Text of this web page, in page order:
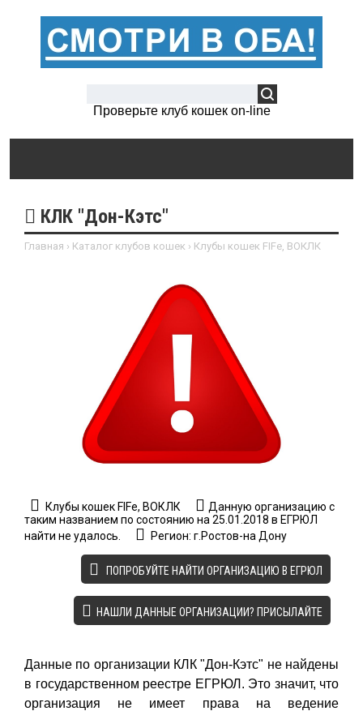
Проверьте клуб кошек on-line
КЛК "Дон-Кэтс"
Главная › Каталог клубов кошек › Клубы кошек FIFe, ВОКЛК
Клубы кошек FIFe, ВОКЛК
Данную организацию с
таким названием по состоянию на 25.01.2018 в ЕГРЮЛ
найти не удалось.
Регион: г.Ростов-на Дону
ПОПРОБУЙТЕ НАЙТИ ОРГАНИЗАЦИЮ В ЕГРЮЛ
НАШЛИ ДАННЫЕ ОРГАНИЗАЦИИ? ПРИСЫЛАЙТЕ
Данные по организации КЛК "Дон-Кэтс" не найдены
в государственном реестре ЕГРЮЛ. Это значит, что
организация не имеет права на ведение